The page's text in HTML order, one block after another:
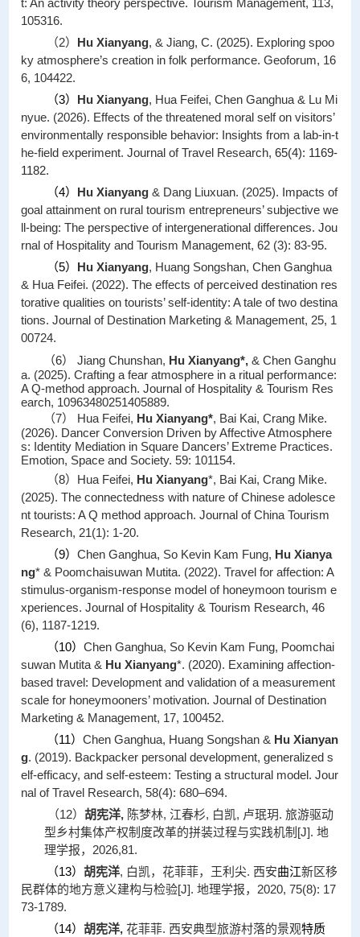
105316.
（2） Hu Xianyang, & Jiang, C. (2025). Exploring spoo
ky atmosphere’s creation in folk performance. Geoforum, 16
6, 104422.
（3） Hu Xianyang, Hua Feifei,ChenGanghua & Lu Mi
nyue. (2026). Effects of the threatened moral self on visitors’
environmentally responsible behavior: Insights from a lab-in-t
he-field experiment.Journal of Travel Research,65(4): 1169-
1182.
（4） Hu Xianyang & Dang Liuxuan. (2025). Impacts of
goal attainment on rural tourism entrepreneurs’ subjective we
ll-being: The perspective of intergenerational differences.Jou
rnal of Hospitality and Tourism Management, 62 (3): 83-95.
（5） Hu Xianyang, Huang Songshan, Chen Ganghua
& Hua Feifei. (2022). The effects of perceived destination res
torative qualities on tourists’ self-identity: A tale of two destina
tions. Journal of Destination Marketing & Management, 25, 1
00724.
（6）
Jiang Chunshan, Hu Xianyang*, & Chen Ganghu
a. (2025). Crafting a fear atmosphere in a ritual performance:
A Q-method approach. Journal of Hospitality & Tourism Res
earch, 10963480251405889.
（7） Hua Feifei, Hu Xianyang*, Bai Kai, Crang Mike.
(2026). Dancer Conversion Driven by Affective Atmosphere
s: Identity Mediation in Square Dancers’ Extreme Practices.
Emotion, Space and Society. 59: 101154.
（8） Hua Feifei, Hu Xianyang*, Bai Kai, Crang Mike.
(2025). The connectedness with nature of Chinese adolesce
nt tourists: A Q method approach. Journal of China Tourism
Research, 21(1): 1-20.
（9）Chen Ganghua, So Kevin Kam Fung, Hu Xianya
ng* & Poomchaisuwan Mutita. (2022). Travel for affection: A
stimulus-organism-response model of honeymoon tourism e
xperiences.Journal of Hospitality & Tourism Research,46
(6), 1187-1219.
（10）Chen Ganghua, So Kevin Kam Fung, Poomchai
suwan Mutita & Hu Xianyang*. (2020). Examining affection-
based travel: Development and validation of a measurement
scale for honeymooners’ motivation.Journal of Destination
Marketing & Management, 17, 100452.
（11）Chen Ganghua, Huang Songshan & Hu Xianyan
g. (2019). Backpacker personal development, generalized s
elf-efficacy, and self-esteem: Testing a structural model.Jour
nal of Travel Research, 58(4): 680–694.
（12）胡宪洋, 陈梦林, 江春杉, 白凯, 卢珉玥. 旅游驱动
型乡村集体产权制度改革的拼装过程与实践机制[J]. 地
理学报，2026,81.
（13）胡宪洋, 白凯，花菲菲，王利尖. 西安曲江新区移
民群体的地方意义建构与检验[J]. 地理学报，2020, 75(8): 17
73-1789.
（14）胡宪洋, 花菲菲. 西安典型旅游村落的景观特质